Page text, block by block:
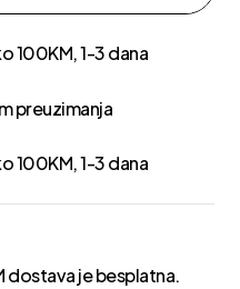
100KM, 1-3 dana
preuzimanja
100KM, 1-3 dana
dostava je besplatna.